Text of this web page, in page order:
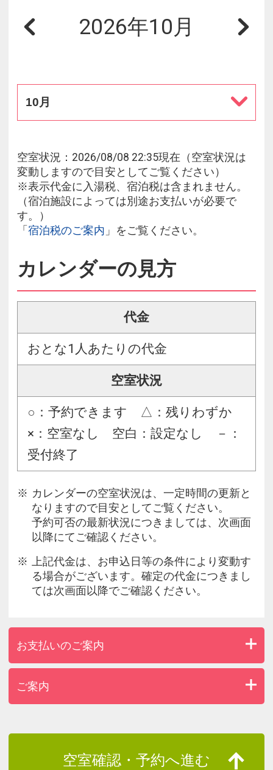
2026年10月
10月
空室状況：2026/08/08 22:35現在（空室状況は
変動しますので目安としてご覧ください）
※表示代金に入湯税、宿泊税は含まれません。
（宿泊施設によっては別途お支払いが必要で
す。）
「 宿泊税のご案内 」をご覧ください。
カレンダーの見方
代金
おとな1人あたりの代金
空室状況
○：予約できます △：残りわずか
×：空室なし 空白：設定なし －：
受付終了
カレンダーの空室状況は、一定時間の更新と
なりますので目安としてご覧ください。
予約可否の最新状況につきましては、次画面
以降にてご確認ください。
上記代金は、お申込日等の条件により変動す
る場合がございます。確定の代金につきまし
ては次画面以降でご確認ください。
お支払いのご案内
ご案内
空室確認・予約へ進む